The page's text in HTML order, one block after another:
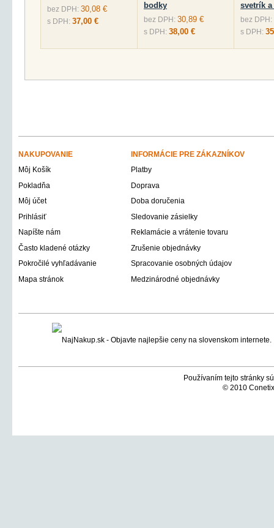
bez DPH: 30,08 €
s DPH: 37,00 €
bodky
bez DPH: 30,89 €
s DPH: 38,00 €
svetrík
bez DPH:
s DPH:
NAKUPOVANIE
INFORMÁCIE PRE ZÁKAZNÍKOV
Môj Košík
Platby
Pokladňa
Doprava
Môj účet
Doba doručenia
Prihlásiť
Sledovanie zásielky
Napíšte nám
Reklamácie a vrátenie tovaru
Často kladené otázky
Zrušenie objednávky
Pokročilé vyhľadávanie
Spracovanie osobných údajov
Mapa stránok
Medzinárodné objednávky
Používaním tejto stránky
© 2010